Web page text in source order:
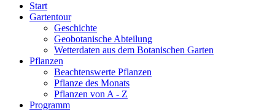
Start
Gartentour
Geschichte
Geobotanische Abteilung
Wetterdaten aus dem Botanischen Garten
Pflanzen
Beachtenswerte Pflanzen
Pflanze des Monats
Pflanzen von A - Z
Programm